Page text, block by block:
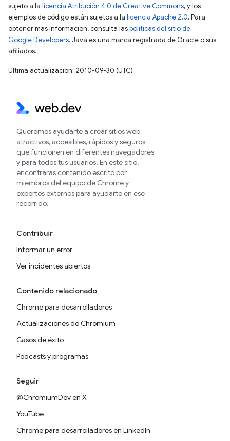
sujeto a la licencia Atribución 4.0 de Creative Commons, y los
ejemplos de código están sujetos a la licencia Apache 2.0. Para
obtener más información, consulta laspolíticas del sitio de
Google Developers. Java es una marca registrada de Oracle o sus
afiliados.
Última actualización: 2010-09-30 (UTC)
Queremos ayudarte a crear sitios web
atractivos, accesibles, rápidos y seguros
que funcionen en diferentes navegadores
y para todos tus usuarios. En este sitio,
encontrarás contenido escrito por
miembros del equipo de Chrome y
expertos externos para ayudarte en ese
recorrido.
Contribuir
Informar un error
Ver incidentes abiertos
Contenido relacionado
Chrome para desarrolladores
Actualizaciones de Chromium
Casos de éxito
Podcasts y programas
Seguir
@ChromiumDev en X
YouTube
Chrome para desarrolladores en LinkedIn